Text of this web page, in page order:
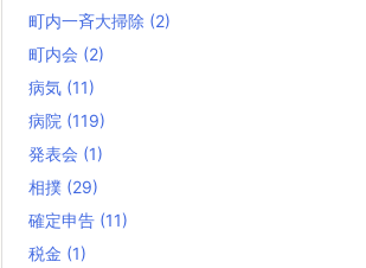
町内一斉大掃除 (2)
町内会 (2)
病気 (11)
病院 (119)
発表会 (1)
相撲 (29)
確定申告 (11)
税金 (1)